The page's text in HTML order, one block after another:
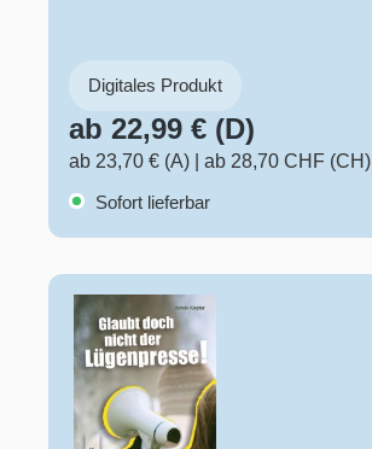
Digitales Produkt
ab 22,99 € (D)
ab 23,70 € (A)
ab 28,70 CHF (CH)
Sofort lieferbar
Glaubt doch nicht der Lügenpresse!​